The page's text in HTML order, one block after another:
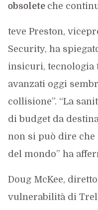
obsolete che
teve Preston,
Security, ha
insicuri, tecnologia
avanzati oggi
collisione”. “La
di budget da
non si può dire che
del mondo” ha
Doug McKee,
vulnerabilità di